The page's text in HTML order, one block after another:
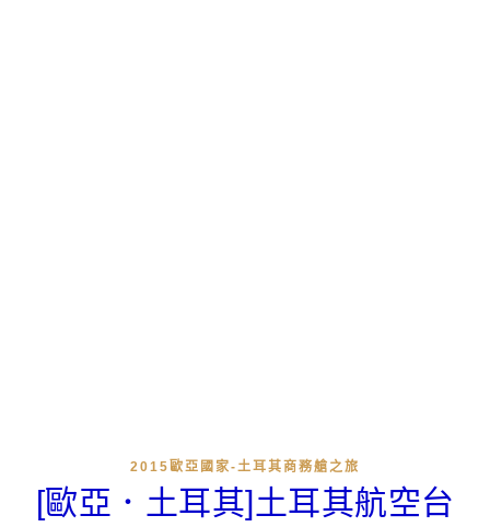
2015歐亞國家-土耳其商務艙之旅
[歐亞．土耳其]土耳其航空台